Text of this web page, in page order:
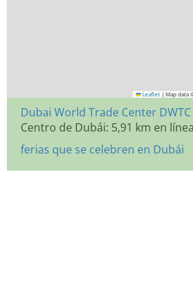
Leaflet | Map data
Dubai World Trade Center DWTC
Centro de Dubái: 5,91 km en
ferias que se celebren en Dubái